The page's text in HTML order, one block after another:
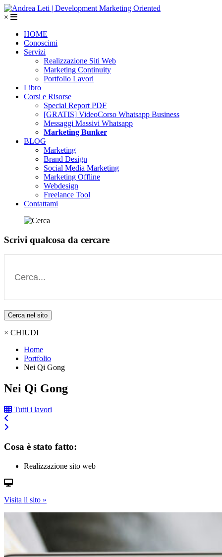
×
HOME
Conoscimi
Servizi
Realizzazione Siti Web
Marketing Continuity
Portfolio Lavori
Libro
Corsi e Risorse
Special Report PDF
[GRATIS] VideoCorso Whatsapp Business
Messaggi Massivi Whatsapp
Marketing Bunker
BLOG
Marketing
Brand Design
Social Media Marketing
Marketing Offline
Webdesign
Freelance Tool
Contattami
Scrivi qualcosa da cercare
Cerca nel sito
× CHIUDI
Home
Portfolio
Nei Qi Gong
Nei Qi Gong
Tutti i lavori
Cosa è stato fatto:
Realizzazione sito web
Visita il sito »